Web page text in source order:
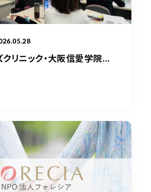
クリニック・大阪信愛学院...